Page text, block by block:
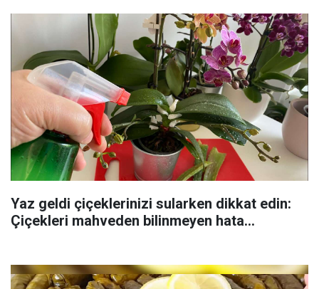
Yaz geldi çiçeklerinizi sularken dikkat edin:
Çiçekleri mahveden bilinmeyen hata...